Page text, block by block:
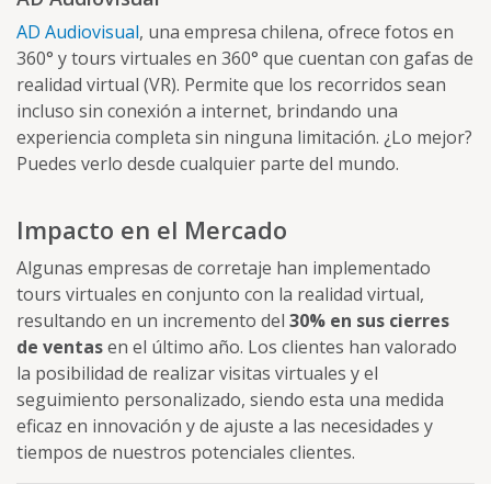
AD Audiovisual, una empresa chilena, ofrece fotos en
360° y tours virtuales en 360° que cuentan con gafas de
realidad virtual (VR). Permite que los recorridos sean
incluso sin conexión a internet, brindando una
experiencia completa sin ninguna limitación. ¿Lo mejor?
Puedes verlo desde cualquier parte del mundo.
Impacto en el Mercado
Algunas empresas de corretaje han implementado
tours virtuales en conjunto con la realidad virtual,
resultando en un incremento del 30% en sus cierres
de ventasen el último año. Los clientes han valorado
la posibilidad de realizar visitas virtuales y el
seguimiento personalizado, siendo esta una medida
eficaz en innovación y de ajuste a las necesidades y
tiempos de nuestros potenciales clientes.